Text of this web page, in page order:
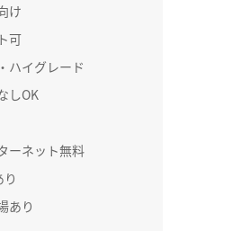
け
可
ハイグレード
しOK
ーネット無料
あり